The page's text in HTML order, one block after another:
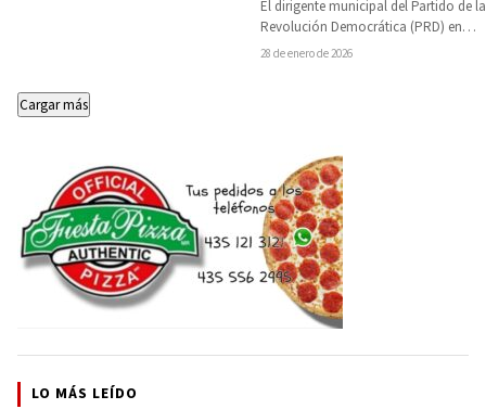
El dirigente municipal del Partido de la
Revolución Democrática (PRD) en
Huetamo, Salvador Jaimes Sánchez,
28 de enero de 2026
Cargar más
LO MÁS LEÍDO